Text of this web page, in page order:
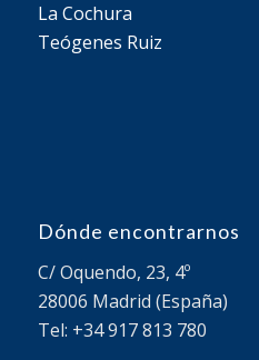
La Cochura
Teógenes Ruiz
Dónde encontrarnos
C/ Oquendo, 23, 4º
28006 Madrid (España)
Tel: +34 917 813 780